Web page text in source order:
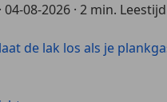
· 04-08-2026 · 2 min. Leestijd
de lak los als je